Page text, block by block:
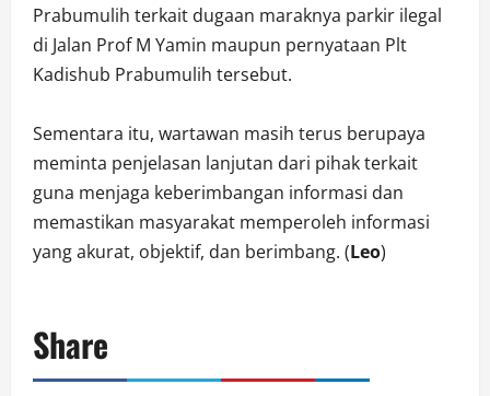
Prabumulih terkait dugaan maraknya parkir ilegal
di Jalan Prof M Yamin maupun pernyataan Plt
Kadishub Prabumulih tersebut.
Sementara itu, wartawan masih terus berupaya
meminta penjelasan lanjutan dari pihak terkait
guna menjaga keberimbangan informasi dan
memastikan masyarakat memperoleh informasi
yang akurat, objektif, dan berimbang. (Leo)
Share